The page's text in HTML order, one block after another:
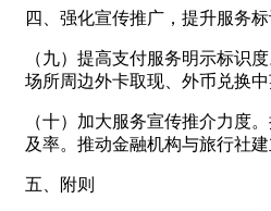
四、强化宣传推广，提升服务
（九）提高支付服务明示标识
场所周边外卡取现、外币兑换
（十）加大服务宣传推介力度
及率。推动金融机构与旅行社
五、附则